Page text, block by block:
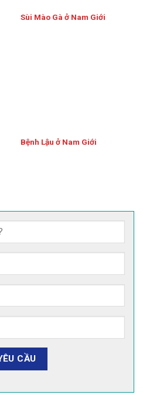
Sùi Mào Gà ở Nam Giới
Bệnh Lậu ở Nam Giới